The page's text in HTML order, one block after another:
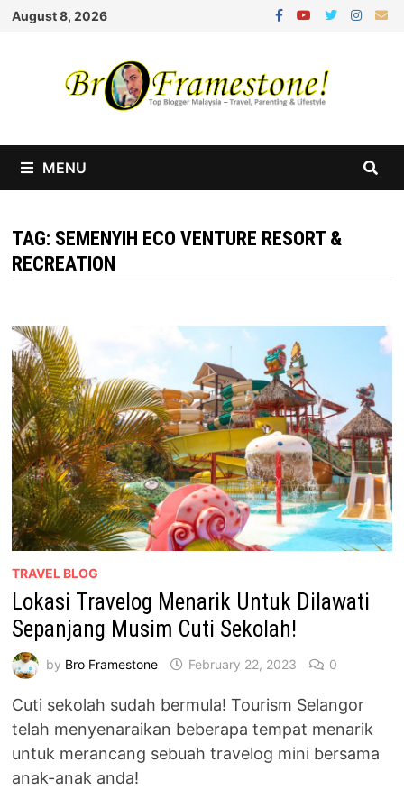
Skip
August 8, 2026
MENU
TAG: SEMENYIH ECO VENTURE RESORT &
RECREATION
TRAVEL BLOG
Lokasi Travelog Menarik Untuk Dilawati
Sepanjang Musim Cuti Sekolah!
by Bro Framestone February 22, 2023 0
Cuti sekolah sudah bermula! Tourism Selangor
telah menyenaraikan beberapa tempat menarik
untuk merancang sebuah travelog mini bersama
anak-anak anda!